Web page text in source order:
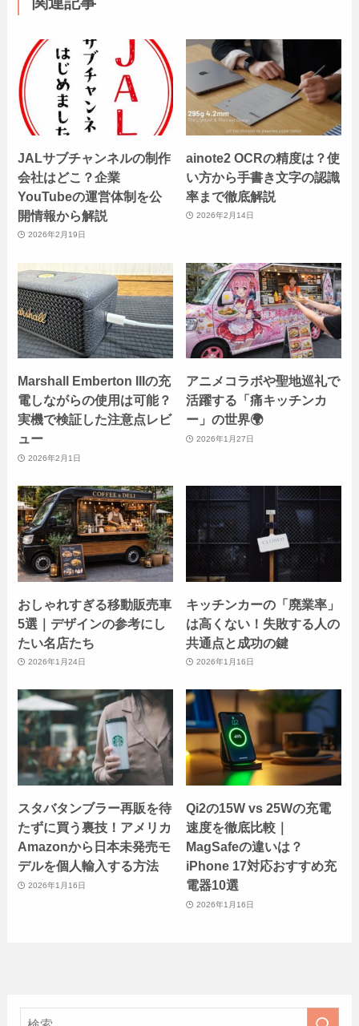
JALサブチャンネルの制作
会社はどこ？企業
YouTubeの運営体制を公
開情報から解説
2026年2月19日
ainote2 OCRの精度は？使
い方から手書き文字の認識
率まで徹底解説
2026年2月14日
Marshall Emberton IIIの充
電しながらの使用は可能？
実機で検証した注意点レビ
ュー
2026年2月1日
アニメコラボや聖地巡礼で
活躍する「痛キッチンカ
ー」の世界🌍
2026年1月27日
おしゃれすぎる移動販売車
5選｜デザインの参考にし
たい名店たち
2026年1月24日
キッチンカーの「廃業率」
は高くない！失敗する人の
共通点と成功の鍵
2026年1月16日
スタバタンブラー再販を待
たずに買う裏技！アメリカ
Amazonから日本未発売モ
デルを個人輸入する方法
2026年1月16日
Qi2の15W vs 25Wの充電
速度を徹底比較｜
MagSafeの違いは？
iPhone 17対応おすすめ充
電器10選
2026年1月16日